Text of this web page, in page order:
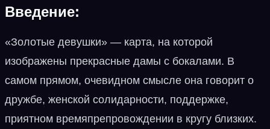
Введение:
«Золотые девушки» — карта, на которой
изображены прекрасные дамы с бокалами. В
самом прямом, очевидном смысле она говорит о
дружбе, женской солидарности, поддержке,
приятном времяпрепровождении в кругу близких.